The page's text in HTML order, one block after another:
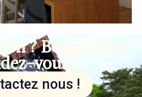
? Besoin d'un
vous ?
nous !